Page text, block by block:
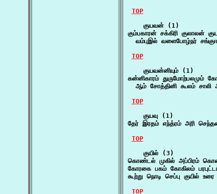
TOP
    குயவன் (1)
கும்பகாரன் சக்கிரி குலாலன்
வம்புஇல் வளைபோழ்நர்
TOP
    குயவன்னியும் (1)
கன்னிகாரம் துருமோற்பலமும்
ஆம் சோத்தினி கூலம்
TOP
    குயவு (1)
தேர் இரதம் எந்த்ரம் அரி
TOP
    குயில் (3)
கொண்டல் முகில் அப்பிரம்
கோரகை பகம் கோகிலம்
கூற்று நொடி செப்பு குயில்
TOP